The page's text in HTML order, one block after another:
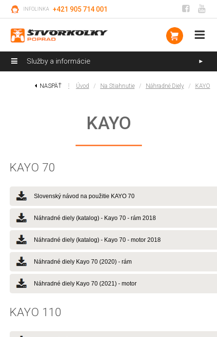
INFOLINKA +421 905 714 001
Služby a informácie ►
NASPÄŤ ⋮ Úvod / Na Stiahnutie / Náhradné Diely / KAYO
KAYO
KAYO 70
Slovenský návod na použitie KAYO 70
Náhradné diely (katalog) - Kayo 70 - rám 2018
Náhradné diely (katalog) - Kayo 70 - motor 2018
Náhradné diely Kayo 70 (2020) - rám
Náhradné diely Kayo 70 (2021) - motor
KAYO 110